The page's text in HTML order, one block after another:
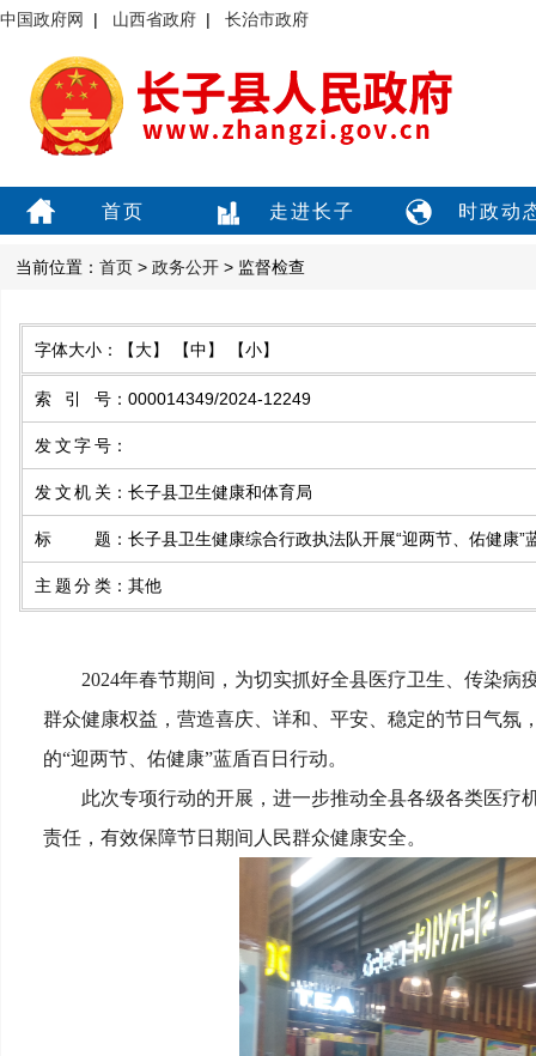
中国政府网 | 山西省政府 | 长治市政府
首页 走进长子 时政动
当前位置： 首页 > 政务公开 > 监督检查
字体大小： 【大】 【中】 【小】
索引号 ： 000014349/2024-12249
发文字号 ：
发文机关 ： 长子县卫生健康和体育局
标题 ： 长子县卫生健康综合行政执法队开展“迎两节、佑健康”
主题分类 ： 其他
2024年春节期间，为切实抓好全县医疗卫生、传染
群众健康权益，营造喜庆、详和、平安、稳定的节日气氛
的“迎两节、佑健康”蓝盾百日行动。
此次专项行动的开展，进一步推动全县各级各类医
责任，有效保障节日期间人民群众健康安全。